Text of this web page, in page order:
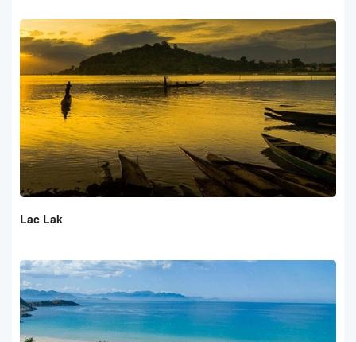
Lac Lak